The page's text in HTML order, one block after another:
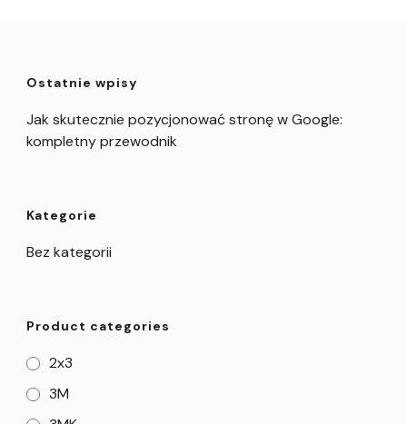
Ostatnie wpisy
Jak skutecznie pozycjonować stronę w Google:
kompletny przewodnik
Kategorie
Bez kategorii
Product categories
2x3
3M